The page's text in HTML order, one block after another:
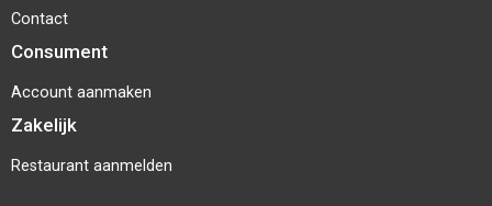
Contact
Consument
Account aanmaken
Zakelijk
Restaurant aanmelden